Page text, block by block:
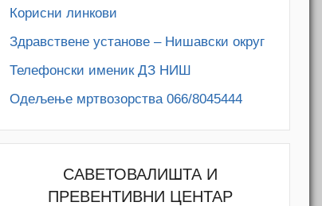
Корисни линкови
Здравствене установе – Нишавски округ
Телефонски именик ДЗ НИШ
Одељење мртвозорства 066/8045444
САВЕТОВАЛИШТА И
ПРЕВЕНТИВНИ ЦЕНТАР